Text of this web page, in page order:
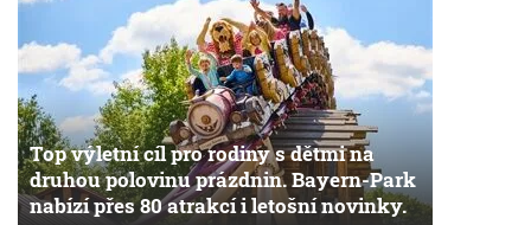
Top výletní cíl pro rodiny s dětmi na
druhou polovinu prázdnin. Bayern-Park
nabízí přes 80 atrakcí i letošní novinky.